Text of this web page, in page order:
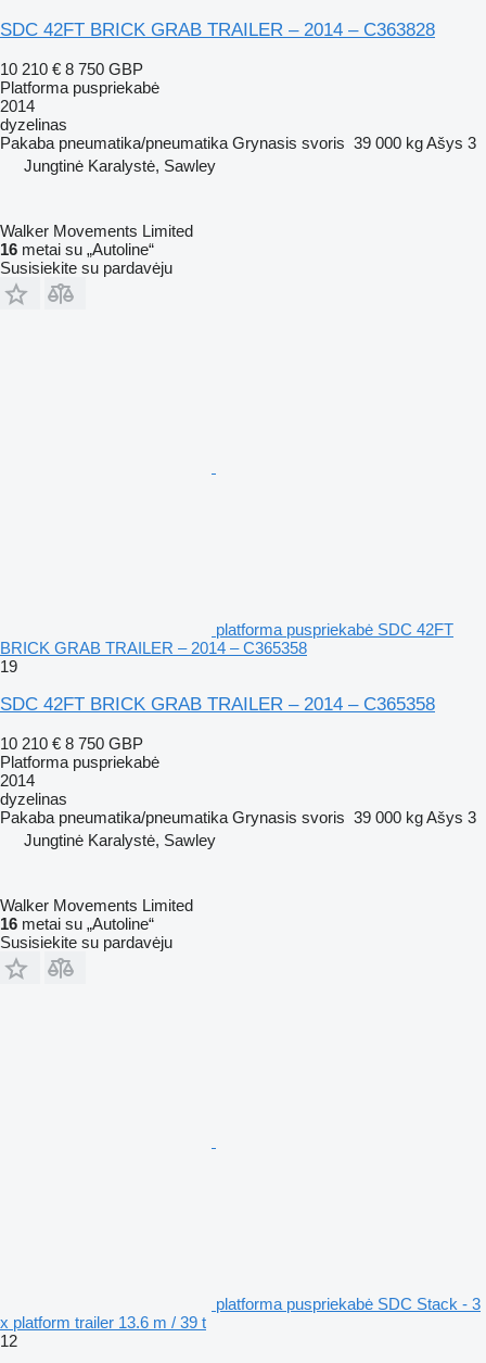
SDC 42FT BRICK GRAB TRAILER – 2014 – C363828
10 210 € 8 750 GBP
Platforma puspriekabė
2014
dyzelinas
Pakaba pneumatika/pneumatika Grynasis svoris 39 000 kgAšys 3
Jungtinė Karalystė, Sawley
Walker Movements Limited
16 metai su „Autoline“
Susisiekite su pardavėju
platforma puspriekabė SDC 42FT
BRICK GRAB TRAILER – 2014 – C365358
19
SDC 42FT BRICK GRAB TRAILER – 2014 – C365358
10 210 € 8 750 GBP
Platforma puspriekabė
2014
dyzelinas
Pakaba pneumatika/pneumatika Grynasis svoris 39 000 kgAšys 3
Jungtinė Karalystė, Sawley
Walker Movements Limited
16 metai su „Autoline“
Susisiekite su pardavėju
platforma puspriekabė SDC Stack - 3
x platform trailer 13.6 m / 39 t
12